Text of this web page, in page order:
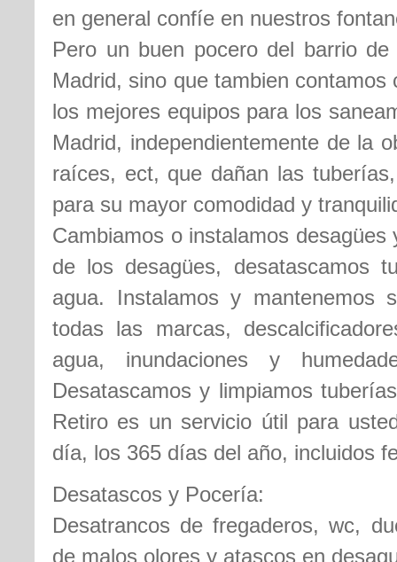
en general confíe en nuestros
Pero un buen pocero del barrio
Madrid, sino que tambien
los mejores equipos para los
Madrid, independientemente de la
raíces, ect, que dañan las
para su mayor comodidad y
Cambiamos o instalamos
de los desagües, desatascamos
agua. Instalamos y mantenemos
todas las marcas,
agua, inundaciones y
Desatascamos y limpiamos
Retiro es un servicio útil para
día, los 365 días del año, incluidos
Desatascos y Pocería:
Desatrancos de fregaderos, wc,
de malos olores y atascos en